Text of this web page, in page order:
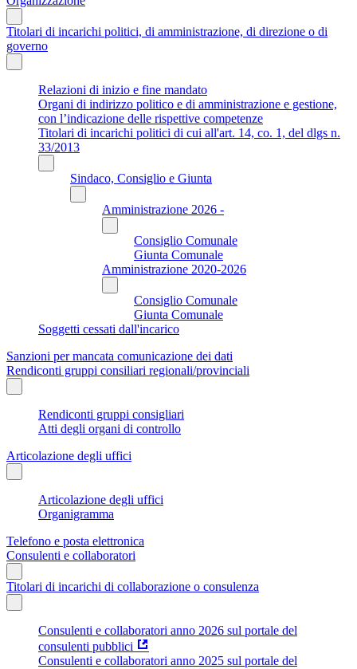
Titolari di incarichi politici, di amministrazione, di direzione o di
governo
Relazioni di inizio e fine mandato
Organi di indirizzo politico e di amministrazione e gestione,
con l’indicazione delle rispettive competenze
Titolari di incarichi politici di cui all'art. 14, co. 1, del dlgs n.
33/2013
Sindaco, Consiglio e Giunta
Amministrazione 2026 -
Consiglio Comunale
Giunta Comunale
Amministrazione 2020-2026
Consiglio Comunale
Giunta Comunale
Soggetti cessati dall'incarico
Sanzioni per mancata comunicazione dei dati
Rendiconti gruppi consiliari regionali/provinciali
Rendiconti gruppi consigliari
Atti degli organi di controllo
Articolazione degli uffici
Articolazione degli uffici
Organigramma
Telefono e posta elettronica
Consulenti e collaboratori
Titolari di incarichi di collaborazione o consulenza
Consulenti e collaboratori anno 2026 sul portale del
consulenti pubblici
Consulenti e collaboratori anno 2025 sul portale del